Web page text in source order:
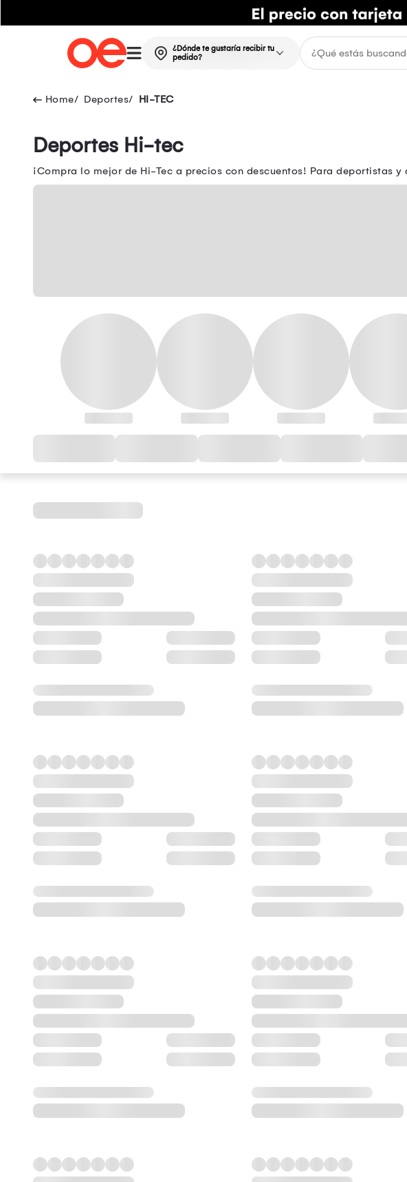
¿Dónde te gustaría recibir tu
pedido?
Deportes HI-TEC
Deportes Hi-tec
¡Compra lo mejor de Hi-Tec a precios con descuentos! Para deportistas